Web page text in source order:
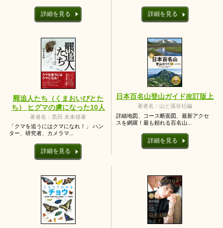
詳細を見る 詳細を見る
羆追人たち（くまおいびとた
ち） ヒグマの虜になった10人
著者名：黒田 未来雄著
「クマを追うにはクマになれ！」 ハン
ター、研究者、カメラマ...
詳細を見る
日本百名山登山ガイド改訂版上
著者名：山と溪谷社編
詳細地図、コース断面図、最新アクセ
スを網羅！最も頼れる百名山...
詳細を見る